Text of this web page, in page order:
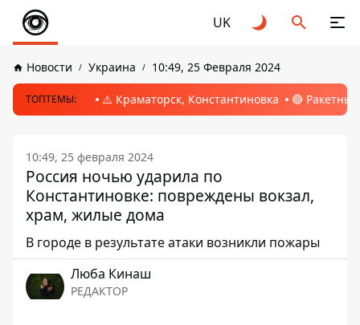
UK
Новости Украина 10:49, 25 Февраля 2024
ТОПТЕМЫ: ⚠️ Краматорск, Константиновка 🔴
10:49, 25 февраля 2024
Россия ночью ударила по
Константиновке: повреждены вокзал,
храм, жилые дома
В городе в результате атаки возникли пожары
Люба Кинаш
РЕДАКТОР